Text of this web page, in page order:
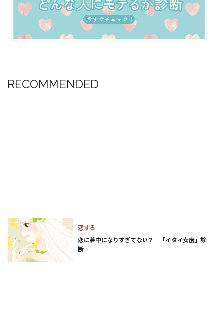
RECOMMENDED
恋する
恋に夢中になりすぎてない？ 「イタイ女度」診
断